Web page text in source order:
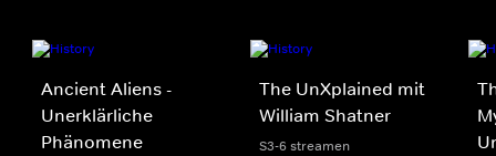
Ancient Aliens -
Unerklärliche
Phänomene
The UnXplained mit
William Shatner
S3-6 streamen